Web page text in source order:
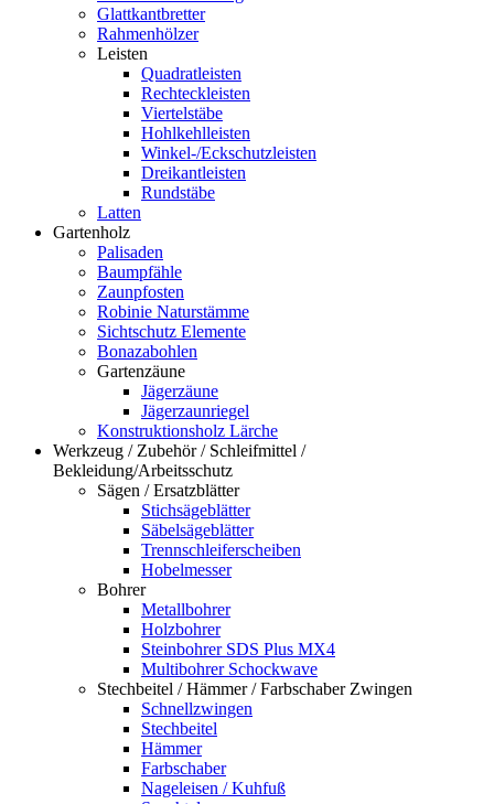
Glattkantbretter
Rahmenhölzer
Leisten
Quadratleisten
Rechteckleisten
Viertelstäbe
Hohlkehlleisten
Winkel-/Eckschutzleisten
Dreikantleisten
Rundstäbe
Latten
Gartenholz
Palisaden
Baumpfähle
Zaunpfosten
Robinie Naturstämme
Sichtschutz Elemente
Bonazabohlen
Gartenzäune
Jägerzäune
Jägerzaunriegel
Konstruktionsholz Lärche
Werkzeug / Zubehör / Schleifmittel /
Bekleidung/Arbeitsschutz
Sägen / Ersatzblätter
Stichsägeblätter
Säbelsägeblätter
Trennschleiferscheiben
Hobelmesser
Bohrer
Metallbohrer
Holzbohrer
Steinbohrer SDS Plus MX4
Multibohrer Schockwave
Stechbeitel / Hämmer / Farbschaber Zwingen
Schnellzwingen
Stechbeitel
Hämmer
Farbschaber
Nageleisen / Kuhfuß